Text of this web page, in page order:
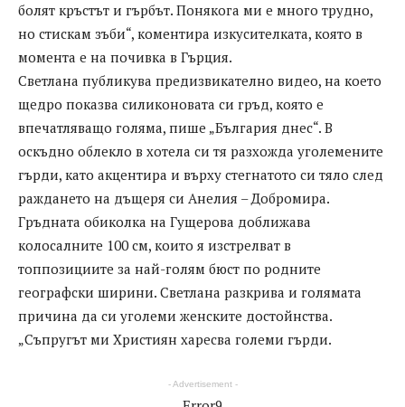
болят кръстът и гърбът. Понякога ми е много трудно,
но стискам зъби“, коментира изкусителката, която в
момента е на почивка в Гърция.
Светлана публикува предизвикателно видео, на което
щедро показва силиконовата си гръд, която е
впечатляващо голяма, пише „България днес“. В
оскъдно облекло в хотела си тя разхожда уголемените
гърди, като акцентира и върху стегнатото си тяло след
раждането на дъщеря си Анелия – Добромира.
Гръдната обиколка на Гущерова доближава
колосалните 100 см, които я изстрелват в
топпозициите за най-голям бюст по родните
географски ширини. Светлана разкрива и голямата
причина да си уголеми женските достойнства.
„Съпругът ми Християн харесва големи гърди.
- Advertisement -